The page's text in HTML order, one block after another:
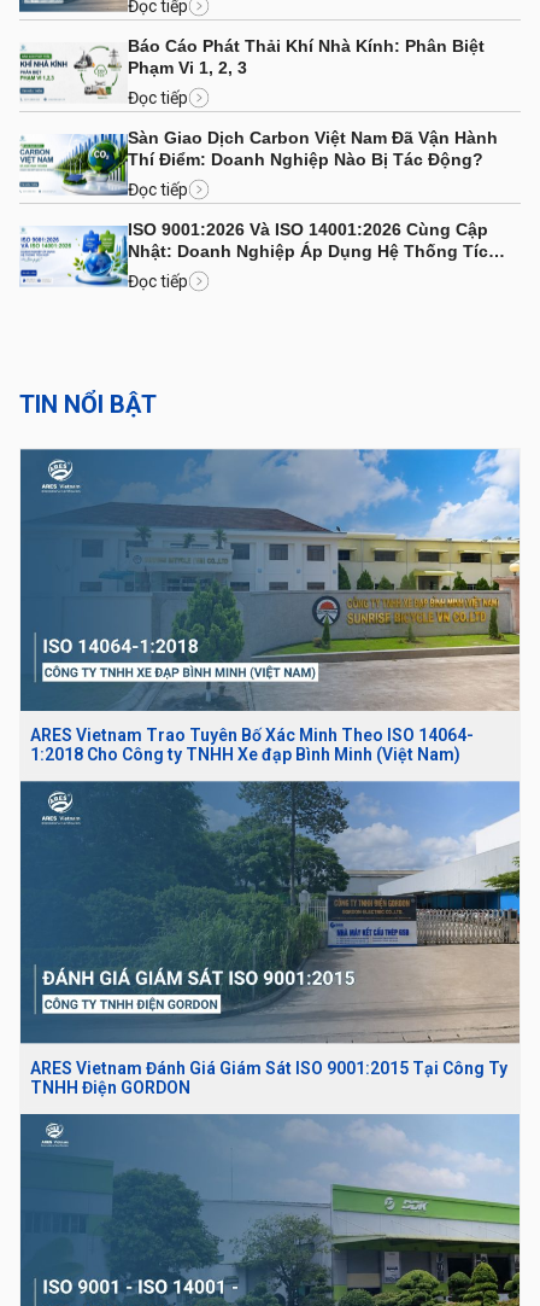
Đọc tiếp
Báo Cáo Phát Thải Khí Nhà Kính: Phân Biệt
Phạm Vi 1, 2, 3
Đọc tiếp
Sàn Giao Dịch Carbon Việt Nam Đã Vận Hành
Thí Điểm: Doanh Nghiệp Nào Bị Tác Động?
Đọc tiếp
ISO 9001:2026 Và ISO 14001:2026 Cùng Cập
Nhật: Doanh Nghiệp Áp Dụng Hệ Thống Tích
Hợp Cần Lưu Ý Gì?
Đọc tiếp
TIN NỔI BẬT
ARES Vietnam Trao Tuyên Bố Xác Minh Theo ISO 14064-
1:2018 Cho Công ty TNHH Xe đạp Bình Minh (Việt Nam)
ARES Vietnam Đánh Giá Giám Sát ISO 9001:2015 Tại Công Ty
TNHH Điện GORDON